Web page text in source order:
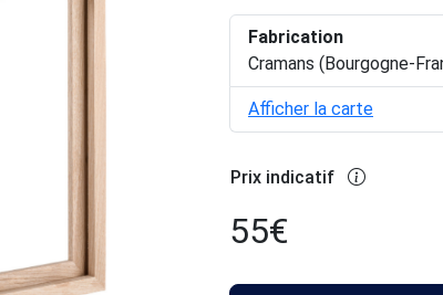
Fabrication
Cramans (Bourgogne-
Afficher la carte
Prix indicatif
55€